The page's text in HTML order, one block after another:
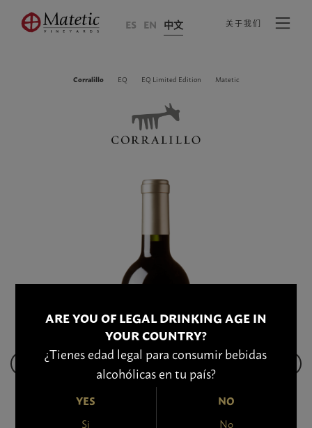
ES EN 中文 关于我们
Corralillo EQ EQ Limited Edition Matetic
ARE YOU OF LEGAL DRINKING AGE IN
YOUR COUNTRY?
¿Tienes edad legal para consumir bebidas
alcohólicas en tu país?
YES
Si
NO
No